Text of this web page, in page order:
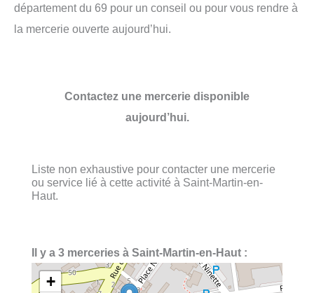
département du 69 pour un conseil ou pour vous rendre à
la mercerie ouverte aujourd’hui.
Contactez une mercerie disponible
aujourd’hui.
Liste non exhaustive pour contacter une mercerie
ou service lié à cette activité à Saint-Martin-en-
Haut.
Il y a 3 merceries à Saint-Martin-en-Haut :
+